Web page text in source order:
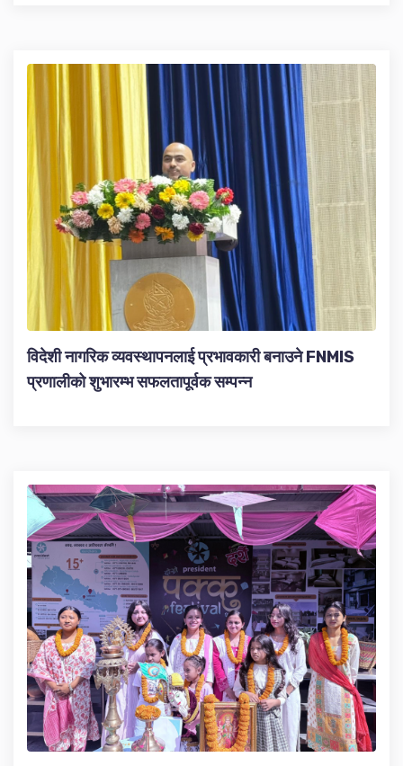
विदेशी नागरिक व्यवस्थापनलाई प्रभावकारी बनाउने FNMIS
प्रणालीको शुभारम्भ सफलतापूर्वक सम्पन्न